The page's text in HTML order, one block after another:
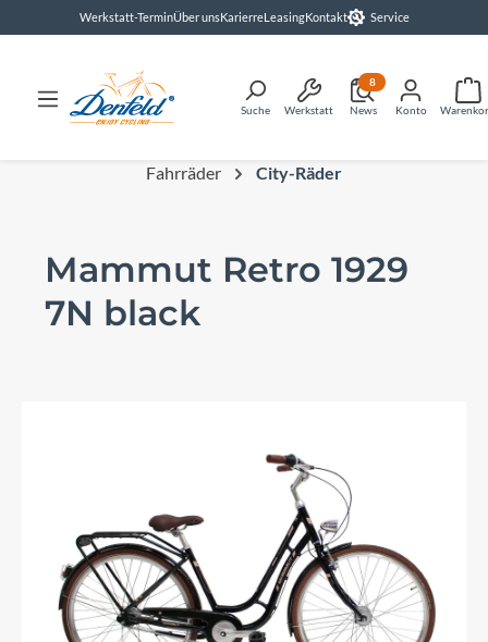
springenWerkstatt-TerminÜber unsKarierreLeasingKontakt Service
Suche Werkstatt News
8
Konto
Fahrräder City-Räder
Mammut Retro 1929
7N black